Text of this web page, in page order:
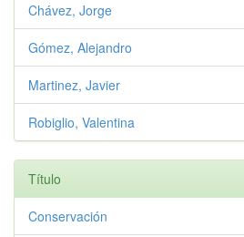
Chávez, Jorge
Gómez, Alejandro
Martinez, Javier
Robiglio, Valentina
Título
Conservación